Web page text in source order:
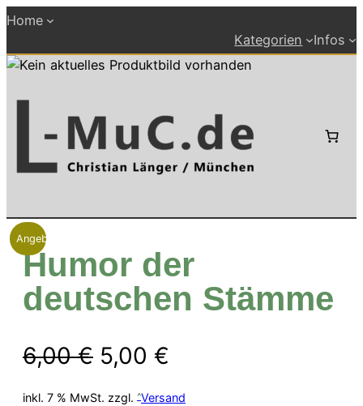
Zum
springen
Home
Kategorien
Infos
Angebot!
Humor der
deutschen Stämme
6,00€ Ursprünglicher
Preis
5,00 €
Preis
inkl. 7 % MwSt. zzgl. Versand